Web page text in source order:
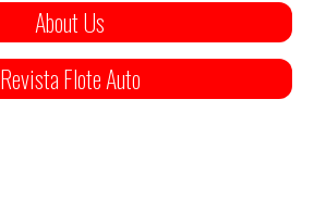
About Us
Revista Flote Auto